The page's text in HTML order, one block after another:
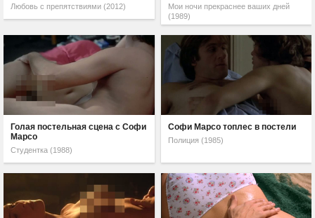
Любовь с препятствиями (2012)
Мои ночи прекраснее ваших дней
(1989)
Голая постельная сцена с Софи
Марсо
Студентка (1988)
Софи Марсо топлес в постели
Полиция (1985)